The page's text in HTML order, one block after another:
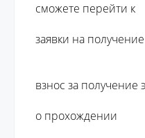
сможете перейти к
заявки на получение
взнос за получение
о прохождении